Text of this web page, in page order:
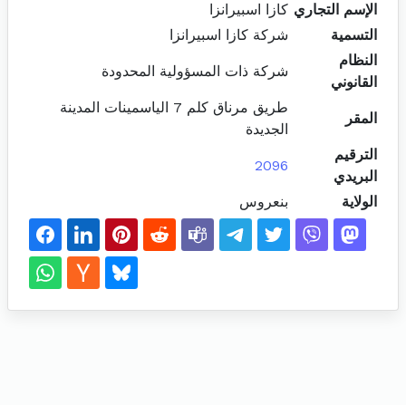
الإسم التجاري كازا اسبيرانزا
التسمية
شركة كازا اسبيرانزا
النظام
القانوني
شركة ذات المسؤولية المحدودة
المقر
طريق مرناق كلم 7 الياسمينات المدينة
الجديدة
الترقيم
البريدي
2096
الولاية بنعروس